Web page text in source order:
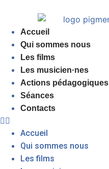
Accueil
Qui sommes nous
Les films
Les musicien·nes
Actions pédagogiques
Séances
Contacts
Accueil
Qui sommes nous
Les films